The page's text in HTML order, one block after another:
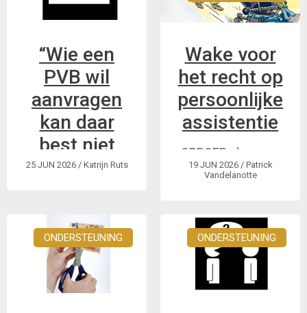
met
heel Europa.
“Wie een
PVB wil
aanvragen
kan daar
best niet
mee
Nieuwe regels met
minder
rechtszekerheid
zouden ingaan op 1
oktober
25 JUN 2026/ Katrijn Ruts
Wake voor
het recht op
persoonlijke
assistentie
OPROEP: doe mee
aan de GRIP actie op
19 JUN 2026/ Patrick
Vandelanotte
ONDERSTEUNING ONDERSTEUNING